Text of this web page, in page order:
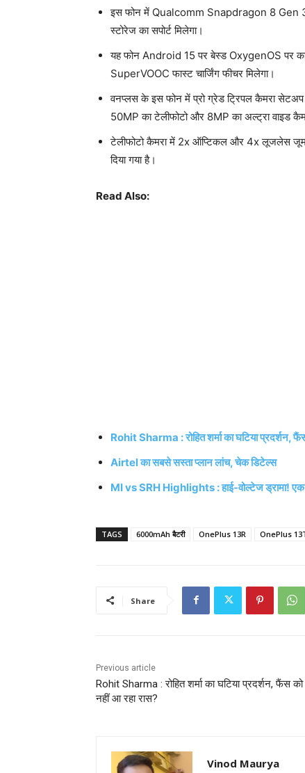
इस फोन में Qualcomm Snapdragon 8 Gen
स्टोरेज का सपोर्ट मिलेगा।
यह फोन Android 15 पर बेस्ड OxygenOS पर
SuperVOOC फास्ट चार्जिंग फीचर मिलेगा।
वनप्लस के इस फोन में प्रो ग्रेड ट्रिपल कैमरा
50MP का टेलीफोटो और 8MP का अल्ट्रा वाइड
टेलीफोटो कैमरा में 2x ऑप्टिकल और 4x लूजलेस जूम
दिया गया है।
Read Also:
Rohit Sharma : रोहित शर्मा का घटिया प्रदर्शन,
Airtel का सबसे सस्ता प्लान लांच, चेक डिटेल्स
MI vs SRH Highlights : हाई-वोल्टेज ड्रामा! एक
TAGS 6000mAh बैटरी OnePlus 13R OnePlus
Share
Previous article
Rohit Sharma : रोहित शर्मा का घटिया प्रदर्शन, फैंस को
नहीं आ रहा रास?
Vinod Maurya